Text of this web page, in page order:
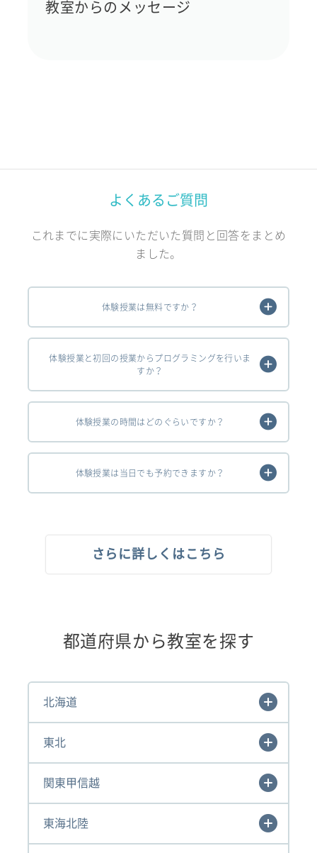
教室からのメッセージ
よくあるご質問
これまでに実際にいただいた質問と回答をまとめ
ました。
体験授業は無料ですか？
体験授業と初回の授業からプログラミングを行いま
すか？
体験授業の時間はどのぐらいですか？
体験授業は当日でも予約できますか？
さらに詳しくはこちら
都道府県から教室を探す
北海道
東北
関東甲信越
東海北陸